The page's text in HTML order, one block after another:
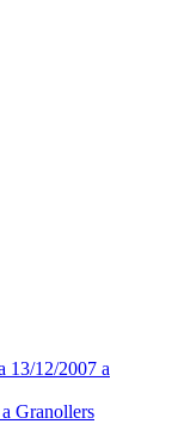
13/12/2007 a
Granollers